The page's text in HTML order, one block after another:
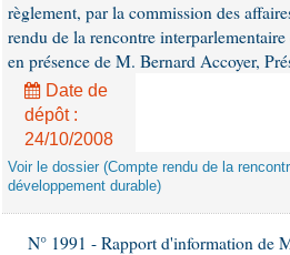
règlement, par la commission des
rendu de la rencontre
en présence de M. Bernard Accoyer,
Date de
dépôt :
24/10/2008
Voir le dossier (Compte rendu de la
développement durable)
N° 1991 - Rapport d'information de